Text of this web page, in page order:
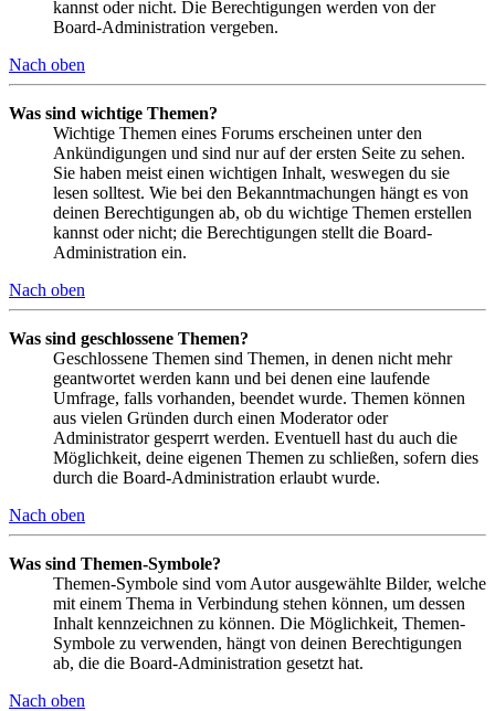
kannst oder nicht. Die Berechtigungen werden von der
Board-Administration vergeben.
Nach oben
Was sind wichtige Themen?
Wichtige Themen eines Forums erscheinen unter den
Ankündigungen und sind nur auf der ersten Seite zu sehen.
Sie haben meist einen wichtigen Inhalt, weswegen du sie
lesen solltest. Wie bei den Bekanntmachungen hängt es von
deinen Berechtigungen ab, ob du wichtige Themen erstellen
kannst oder nicht; die Berechtigungen stellt die Board-
Administration ein.
Nach oben
Was sind geschlossene Themen?
Geschlossene Themen sind Themen, in denen nicht mehr
geantwortet werden kann und bei denen eine laufende
Umfrage, falls vorhanden, beendet wurde. Themen können
aus vielen Gründen durch einen Moderator oder
Administrator gesperrt werden. Eventuell hast du auch die
Möglichkeit, deine eigenen Themen zu schließen, sofern dies
durch die Board-Administration erlaubt wurde.
Nach oben
Was sind Themen-Symbole?
Themen-Symbole sind vom Autor ausgewählte Bilder, welche
mit einem Thema in Verbindung stehen können, um dessen
Inhalt kennzeichnen zu können. Die Möglichkeit, Themen-
Symbole zu verwenden, hängt von deinen Berechtigungen
ab, die die Board-Administration gesetzt hat.
Nach oben